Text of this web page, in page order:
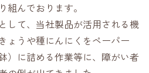
組んでおります。
して、当社製品が活用される機
ょうや種にんにくをペーパー
）に詰める作業等に、障がい者